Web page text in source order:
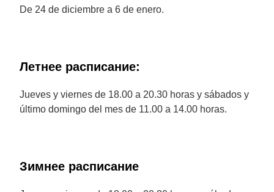
De 24 de diciembre a 6 de enero.
Летнее расписание:
Jueves y viernes de 18.00 a 20.30 horas y sábados y
último domingo del mes de 11.00 a 14.00 horas.
Зимнее расписание